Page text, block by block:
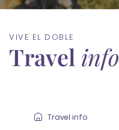
VIVE EL DOBLE
Travel info
Travel info